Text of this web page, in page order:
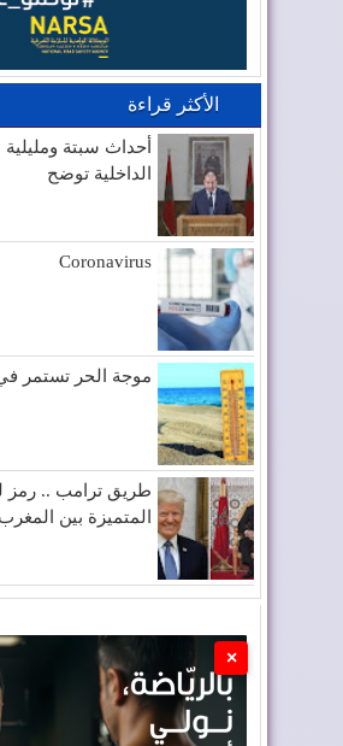
الأكثر قراءة
أحداث سبتة ومليلية
الداخلية توضح
Coronavirus
موجة الحر تستمر
طريق ترامب .. رمز
المتميزة بين
×